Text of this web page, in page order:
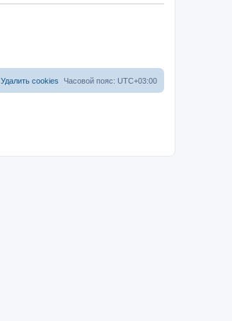
Часовой пояс: UTC+03:00
Удалить cookies